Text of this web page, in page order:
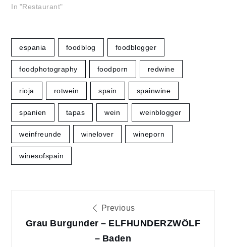
In "Restaurant"
espania foodblog foodblogger
foodphotography foodporn redwine
rioja rotwein spain spainwine
spanien tapas wein weinblogger
weinfreunde winelover wineporn
winesofspain
Beitragsnavigation
Previous
Grau Burgunder – ELFHUNDERZWÖLF
– Baden